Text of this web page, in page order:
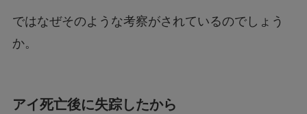
ではなぜそのような考察がされているのでしょう
か。
アイ死亡後に失踪したから